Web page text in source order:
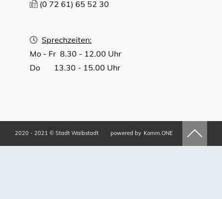
(0 72 61) 65 52 30
Sprechzeiten:
Mo - Fr 8.30 - 12.00 Uhr
Do 13.30 - 15.00 Uhr
2020 - 2021 © Stadt Waibstadt powered by Komm.ONE